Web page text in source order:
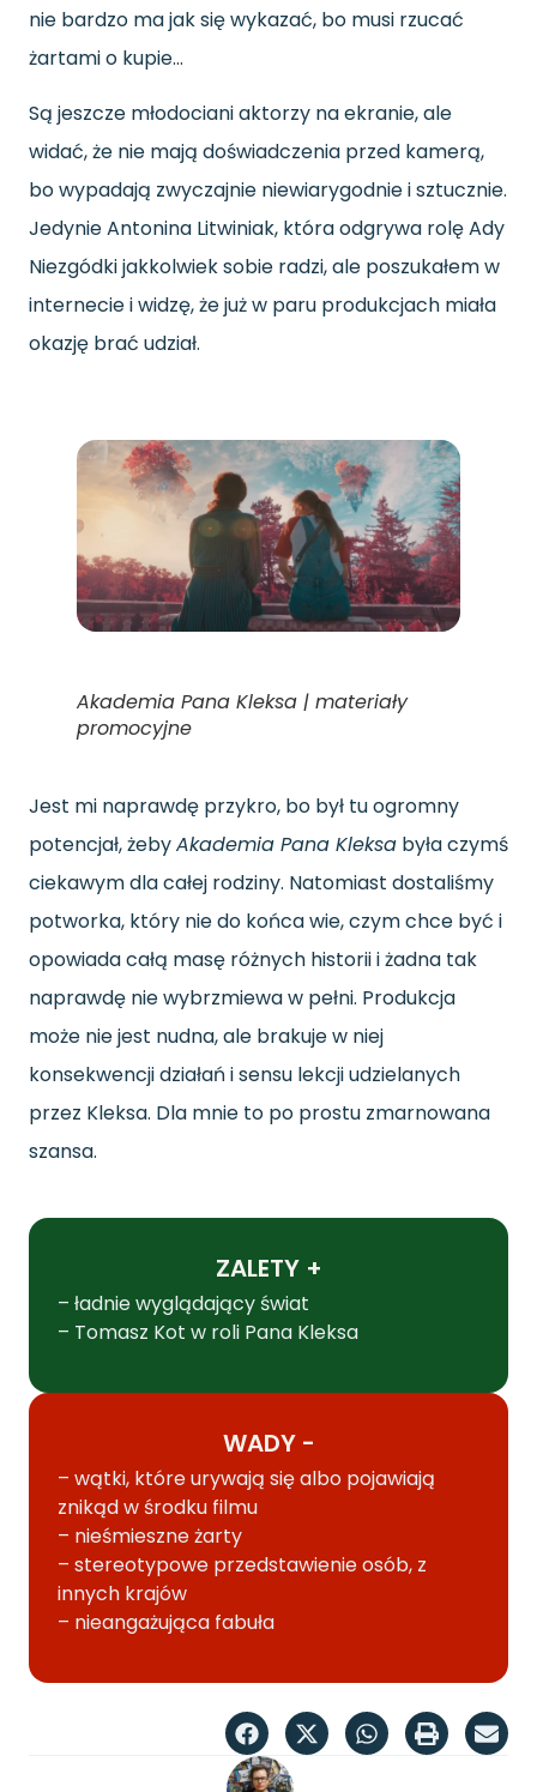
nie bardzo ma jak się wykazać, bo musi rzucać
żartami o kupie…
Są jeszcze młodociani aktorzy na ekranie, ale
widać, że nie mają doświadczenia przed kamerą,
bo wypadają zwyczajnie niewiarygodnie i sztucznie.
Jedynie Antonina Litwiniak, która odgrywa rolę Ady
Niezgódki jakkolwiek sobie radzi, ale poszukałem w
internecie i widzę, że już w paru produkcjach miała
okazję brać udział.
Akademia Pana Kleksa | materiały
promocyjne
Jest mi naprawdę przykro, bo był tu ogromny
potencjał, żebyAkademia Pana Kleksa była czymś
ciekawym dla całej rodziny. Natomiast dostaliśmy
potworka, który nie do końca wie, czym chce być i
opowiada całą masę różnych historii i żadna tak
naprawdę nie wybrzmiewa w pełni. Produkcja
może nie jest nudna, ale brakuje w niej
konsekwencji działań i sensu lekcji udzielanych
przez Kleksa. Dla mnie to po prostu zmarnowana
szansa.
ZALETY +
– ładnie wyglądający świat
– Tomasz Kot w roli Pana Kleksa
WADY -
– wątki, które urywają się albo pojawiają
znikąd w środku filmu
– nieśmieszne żarty
– stereotypowe przedstawienie osób, z
innych krajów
– nieangażująca fabuła